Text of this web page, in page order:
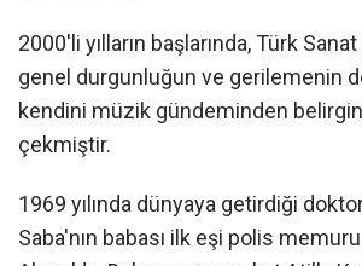
2000'li yılların başlarında, Türk
genel durgunluğun ve gerilemenin
kendini müzik gündeminden
çekmiştir.
1969 yılında dünyaya getirdiği doktor
Saba'nın babası ilk eşi polis